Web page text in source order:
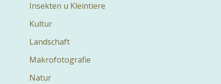
Insekten u Kleintiere
Kultur
Landschaft
Makrofotografie
Natur